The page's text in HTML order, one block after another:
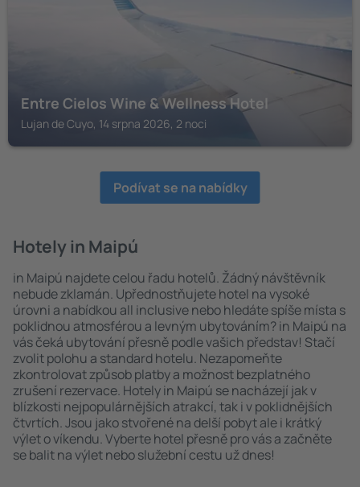
Entre Cielos Wine & Wellness Hotel
Lujan de Cuyo, 14 srpna 2026, 2 noci
Podívat se na nabídky
Hotely in Maipú
in Maipú najdete celou řadu hotelů. Žádný návštěvník
nebude zklamán. Upřednostňujete hotel na vysoké
úrovni a nabídkou all inclusive nebo hledáte spíše místa s
poklidnou atmosférou a levným ubytováním? in Maipú na
vás čeká ubytování přesně podle vašich představ! Stačí
zvolit polohu a standard hotelu. Nezapomeňte
zkontrolovat způsob platby a možnost bezplatného
zrušení rezervace. Hotely in Maipú se nacházejí jak v
blízkosti nejpopulárnějších atrakcí, tak i v poklidnějších
čtvrtích. Jsou jako stvořené na delší pobyt ale i krátký
výlet o víkendu. Vyberte hotel přesně pro vás a začněte
se balit na výlet nebo služební cestu už dnes!